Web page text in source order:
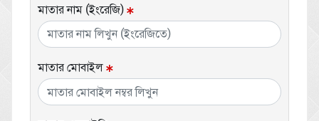
মাতার নাম (ইংরেজি)
মাতার মোবাইল